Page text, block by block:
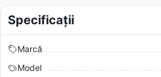
Specificații
Marcă
Model